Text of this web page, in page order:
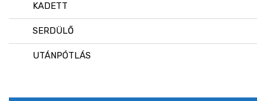
KADETT
SERDÜLŐ
UTÁNPÓTLÁS